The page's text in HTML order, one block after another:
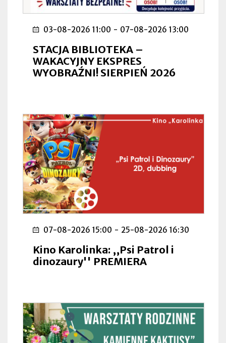
03-08-2026 11:00 - 07-08-2026 13:00
STACJA BIBLIOTEKA –
WAKACYJNY EKSPRES
WYOBRAŹNI! SIERPIEŃ 2026
07-08-2026 15:00 - 25-08-2026 16:30
Kino Karolinka: ,,Psi Patrol i
dinozaury'' PREMIERA